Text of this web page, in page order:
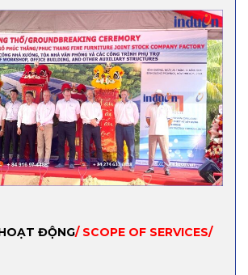
ĐỘNG/ SCOPE OF SERVICES/